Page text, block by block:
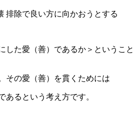
排除で良い方に向かおうとする
した愛（善）であるか＞ということ
その愛（善）を貫くためには
あるという考え方です。